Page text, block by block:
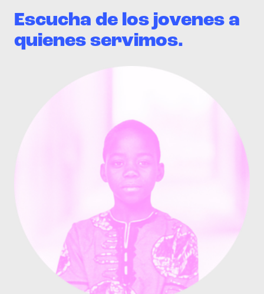
Escucha de los jovenes a
quienes servimos.